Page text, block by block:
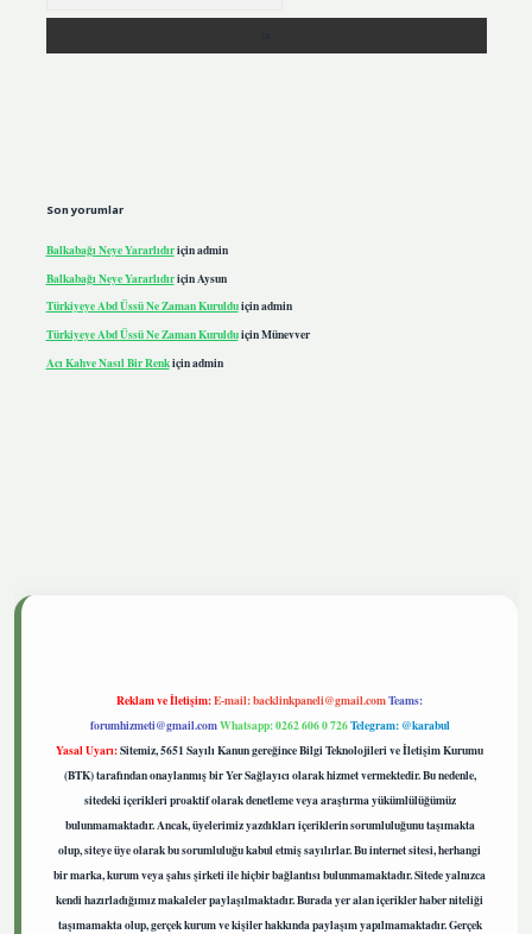
Son yorumlar
Balkabağı Neye Yararlıdıriçinadmin
Balkabağı Neye Yararlıdıriçin Aysun
Türkiyeye Abd Üssü Ne Zaman Kurulduiçinadmin
Türkiyeye Abd Üssü Ne Zaman KurulduiçinMünevver
Acı Kahve Nasıl Bir Renkiçinadmin
Reklam ve İletişim:E-mail:backlinkpaneli@gmail.comTeams:
forumhizmeti@gmail.comWhatsapp: 0262 606 0 726Telegram: @karabul
Yasal Uyarı:Sitemiz, 5651 Sayılı Kanun gereğince Bilgi Teknolojileri ve İletişim Kurumu
(BTK) tarafından onaylanmış bir Yer Sağlayıcı olarak hizmet vermektedir. Bu nedenle,
sitedeki içerikleri proaktif olarak denetleme veya araştırma yükümlülüğümüz
bulunmamaktadır. Ancak, üyelerimiz yazdıkları içeriklerin sorumluluğunu taşımakta
olup, siteye üye olarak bu sorumluluğu kabul etmiş sayılırlar. Bu internet sitesi, herhangi
bir marka, kurum veya şahıs şirketi ile hiçbir bağlantısı bulunmamaktadır. Sitede yalnızca
kendi hazırladığımız makaleler paylaşılmaktadır. Burada yer alan içerikler haber niteliği
taşımamakta olup, gerçek kurum ve kişiler hakkında paylaşım yapılmamaktadır. Gerçek